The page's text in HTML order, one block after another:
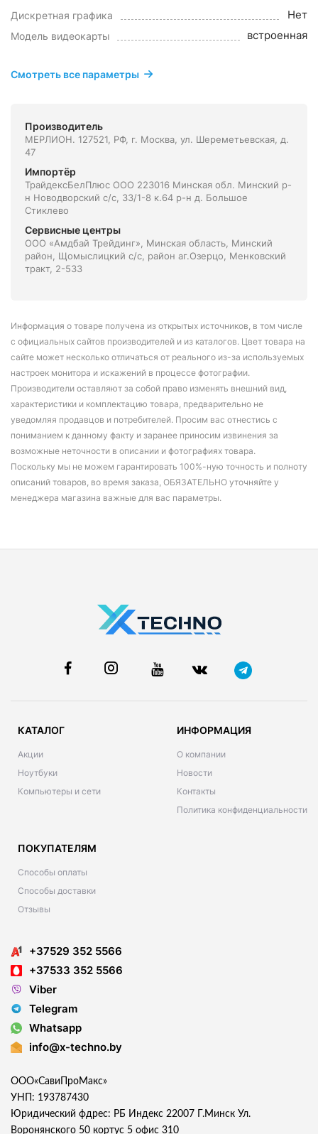
Дискретная графика Нет
Модель видеокарты встроенная
Смотреть все параметры
Производитель
МЕРЛИОН. 127521, РФ, г. Москва, ул. Шереметьевская, д.
47
Импортёр
ТрайдексБелПлюс ООО 223016 Минская обл. Минский р-
н Новодворский с/с, 33/1-8 к.64 р-н д. Большое
Стиклево
Сервисные центры
ООО «Амдбай Трейдинг», Минская область, Минский
район, Щомыслицкий с/с, район аг.Озерцо, Менковский
тракт, 2-533
Информация о товаре получена из открытых источников, в том числе
с официальных сайтов производителей и из каталогов. Цвет товара на
сайте может несколько отличаться от реального из-за используемых
настроек монитора и искажений в процессе фотографии.
Производители оставляют за собой право изменять внешний вид,
характеристики и комплектацию товара, предварительно не
уведомляя продавцов и потребителей. Просим вас отнестись с
пониманием к данному факту и заранее приносим извинения за
возможные неточности в описании и фотографиях товара.
Поскольку мы не можем гарантировать 100%-ную точность и полноту
описаний товаров, во время заказа, ОБЯЗАТЕЛЬНО уточняйте у
менеджера магазина важные для вас параметры.
КАТАЛОГ
Акции
Ноутбуки
Компьютеры и сети
ИНФОРМАЦИЯ
О компании
Новости
Контакты
Политика конфиденциальности
ПОКУПАТЕЛЯМ
Способы оплаты
Способы доставки
Отзывы
+37529 352 5566
+37533 352 5566
Viber
Telegram
Whatsapp
info@x-techno.by
ООО«СавиПроМакс»
УНП: 193787430
Юридический фдрес: РБ Индекс 22007 Г.Минск Ул.
Воронянского 50 кортус 5 офис 310